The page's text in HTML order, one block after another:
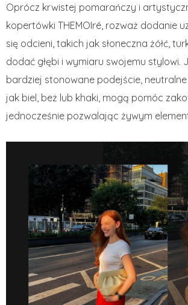
Oprócz krwistej pomarańczy i
kopertówki THEMOIré, rozważ dodanie
się odcieni, takich jak słoneczna żółć,
dodać głębi i wymiaru swojemu stylowi.
bardziej stonowane podejście,
jak biel, beż lub khaki, mogą pomóc
jednocześnie pozwalając żywym